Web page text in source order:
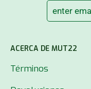
ACERCA DE MUT22
Términos